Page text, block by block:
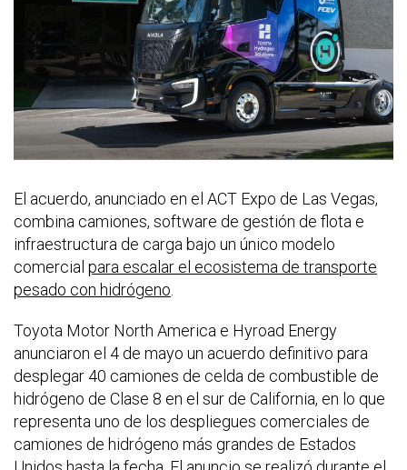
El acuerdo, anunciado en el ACT Expo de Las Vegas,
combina camiones, software de gestión de flota e
infraestructura de carga bajo un único modelo
comercial para escalar el ecosistema de transporte
pesado con hidrógeno.
Toyota Motor North America e Hyroad Energy
anunciaron el 4 de mayo un acuerdo definitivo para
desplegar 40 camiones de celda de combustible de
hidrógeno de Clase 8 en el sur de California, en lo que
representa uno de los despliegues comerciales de
camiones de hidrógeno más grandes de Estados